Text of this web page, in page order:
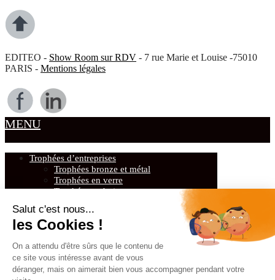
EDITEO - Show Room sur RDV - 7 rue Marie et Louise -75010
PARIS - Mentions légales
MENU
Trophées d’entreprises
Trophées bronze et métal
Trophées en verre
Trophées en bois
Récompenses sportives et trophées sportifs
Trophées de Golf
Trophées « Sportifs Multisports »
Médailles
Cadeaux d’affaires